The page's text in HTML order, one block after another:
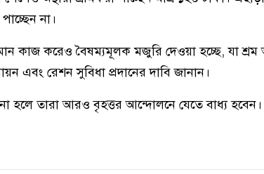
না।
কাজ করেও বৈষম্যমূলক মজুরি দেওয়া হচ্ছে, যা
এবং রেশন সুবিধা প্রদানের দাবি জানান।
হলে তারা আরও বৃহত্তর আন্দোলনে যেতে বাধ্য হবেন।